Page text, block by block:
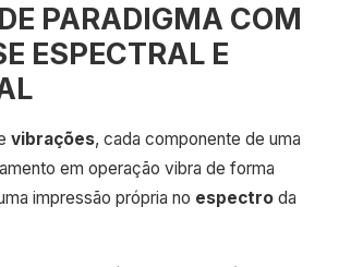
PARADIGMA COM
ESPECTRAL E
vibrações, cada componente de uma
em operação vibra de forma
impressão própria no espectro da